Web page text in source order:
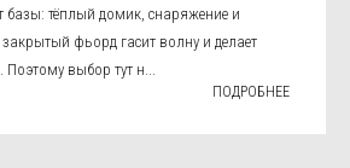
тёплый домик, снаряжение и
закрытый фьорд гасит волну и делает
Поэтому выбор тут н...
ПОДРОБНЕЕ